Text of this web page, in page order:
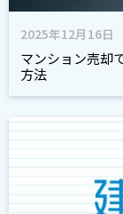
2025年12月16日
マンション売却
方法